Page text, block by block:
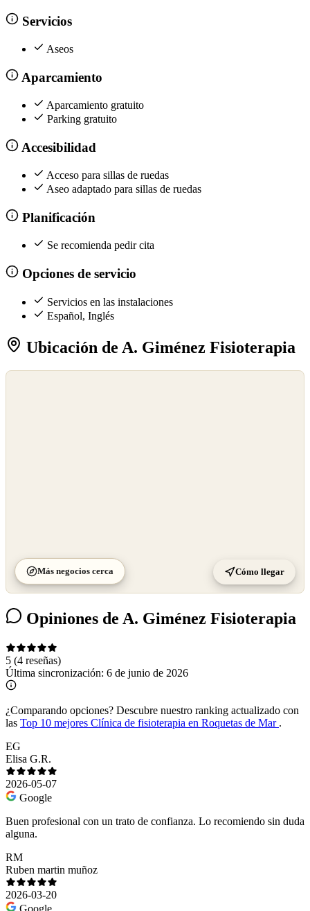
Servicios
Aseos
Aparcamiento
Aparcamiento gratuito
Parking gratuito
Accesibilidad
Acceso para sillas de ruedas
Aseo adaptado para sillas de ruedas
Planificación
Se recomienda pedir cita
Opciones de servicio
Servicios en las instalaciones
Español, Inglés
Ubicación de A. Giménez Fisioterapia
Más negocios cerca Cómo llegar
Opiniones de A. Giménez Fisioterapia
5 (4 reseñas)
Última sincronización: 6 de junio de 2026
¿Comparando opciones? Descubre nuestro ranking actualizado con
las Top 10 mejores Clínica de fisioterapia en Roquetas de Mar .
EG
Elisa G.R.
2026-05-07
Google
Buen profesional con un trato de confianza. Lo recomiendo sin duda
alguna.
RM
Ruben martin muñoz
2026-03-20